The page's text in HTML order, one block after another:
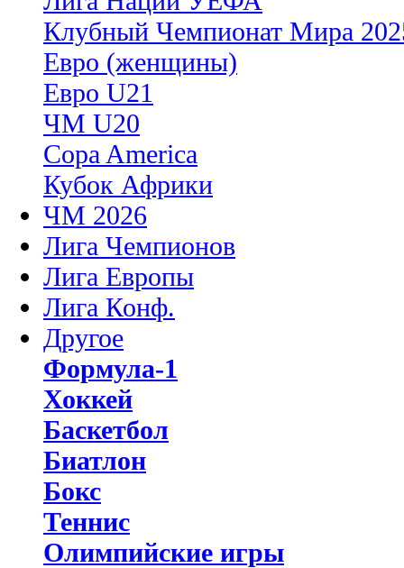
Клубный Чемпионат Мира
Евро (женщины)
Евро U21
ЧМ U20
Copa America
Кубок Африки
ЧМ 2026
Лига Чемпионов
Лига Европы
Лига Конф.
Другое
Формула-1
Хоккей
Баскетбол
Биатлон
Бокс
Теннис
Олимпийские игры